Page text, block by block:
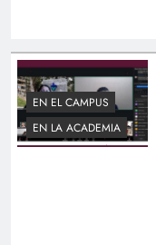
EN EL CAMPUS
EN LA ACADEMIA